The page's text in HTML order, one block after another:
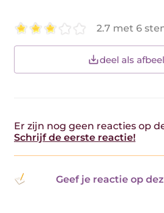
2.7 met 6
deel als
Er zijn nog geen reacties op
Schrijf de eerste reactie!
Geef je reactie op